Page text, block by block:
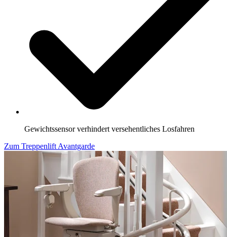
Gewichtssensor verhindert versehentliches Losfahren
Zum Treppenlift Avantgarde